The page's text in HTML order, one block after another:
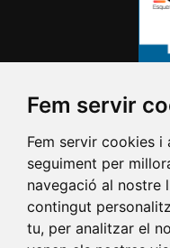
Fem servir
Fem servir cookies
seguiment per
navegació al nostre
contingut
tu, per analitzar el